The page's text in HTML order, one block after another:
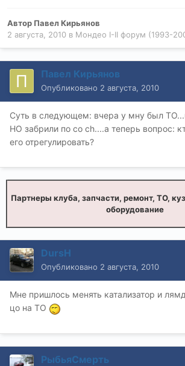
Автор Павел Кирьянов
2 августа, 2010 в Мондео I-II форум (1993-
Павел Кирьянов
Опубликовано 2 августа, 2010
Суть в следующем: вчера у мну был
НО забрили по со ch....а теперь вопрос:
его отрегулировать?
Партнеры клуба, запчасти, ремонт, ТО,
оборудование
DursH
Опубликовано 2 августа, 2010
Мне пришлось менять катализатор и
цо на ТО
РыбьяСмерть